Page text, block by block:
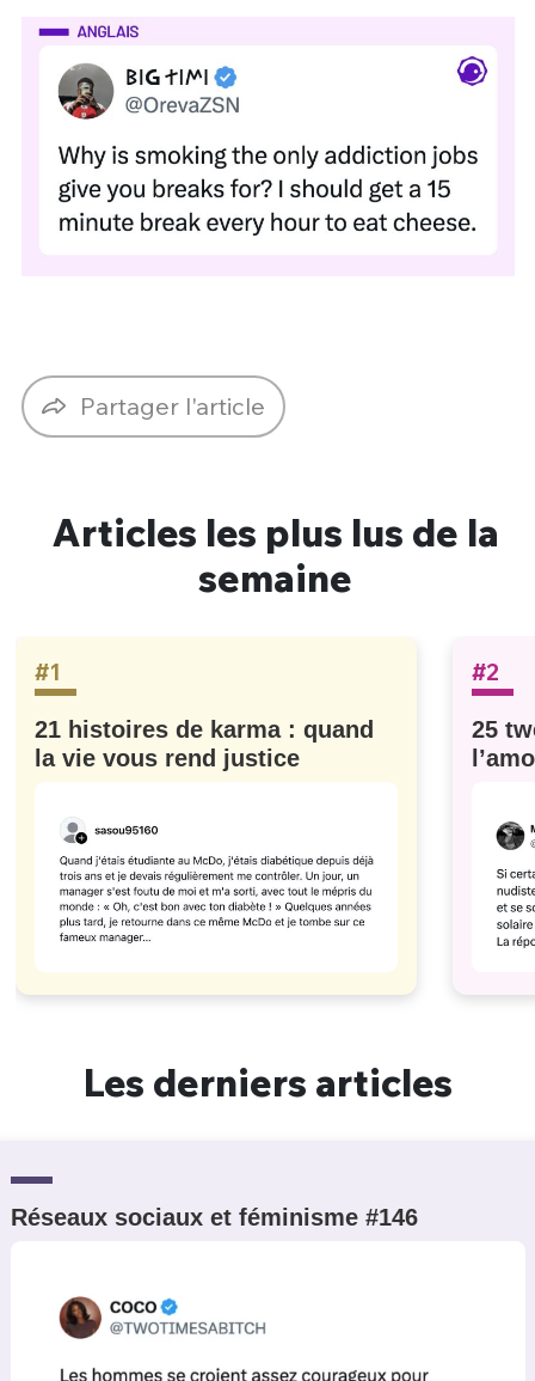
Partager l'article
Articles les plus lus de la
semaine
#1
21 histoires de karma : quand
la vie vous rend justice
#2
25
Les derniers articles
Réseaux sociaux et féminisme #146